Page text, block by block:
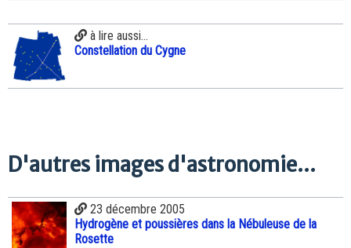
à lire aussi...
Constellation du Cygne
D'autres images d'astronomie...
23 décembre 2005
Hydrogène et poussières dans la Nébuleuse de la
Rosette